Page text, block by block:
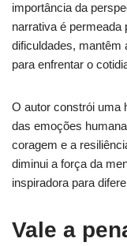
importância da
narrativa é permeada
dificuldades, mantêm
para enfrentar o
O autor constrói uma
das emoções
coragem e a
diminui a força da
inspiradora para
Vale a